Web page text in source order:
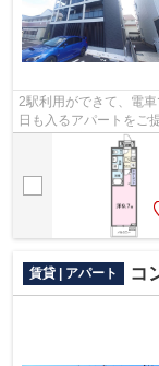
2駅利用ができて、電
日も入るアパートをご
です♪共用部にゴミ置き
賃貸 | アパート コ